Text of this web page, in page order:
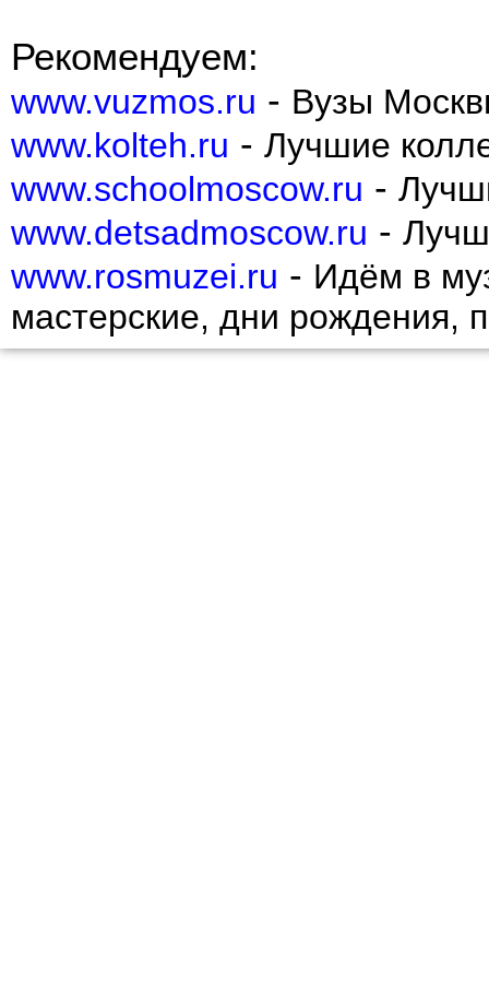
Рекомендуем:
www.vuzmos.ru - Вузы
www.kolteh.ru - Лучшие
www.schoolmoscow.ru -
www.detsadmoscow.ru -
www.rosmuzei.ru - Идём в
мастерские, дни рождения,